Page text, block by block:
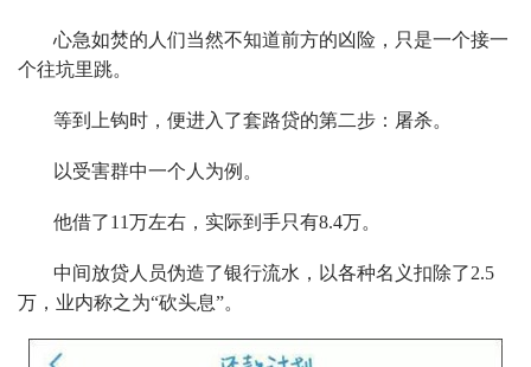
心急如焚的人们当然不知道前方的凶险，只是一个接一
个往坑里跳。
等到上钩时，便进入了套路贷的第二步：屠杀。
以受害群中一个人为例。
他借了11万左右，实际到手只有8.4万。
中间放贷人员伪造了银行流水，以各种名义扣除了2.5
万，业内称之为“砍头息”。